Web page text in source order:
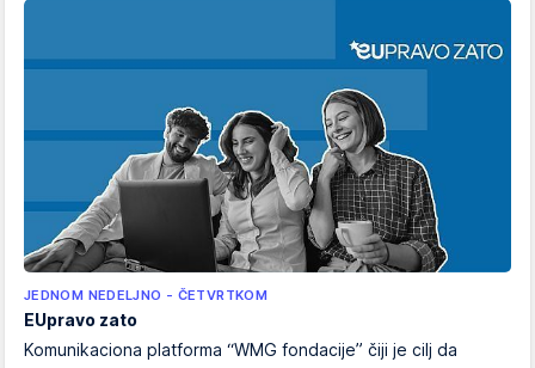
JEDNOM NEDELJNO - ČETVRTKOM
EUpravo zato
Komunikaciona platforma “WMG fondacije” čiji je cilj da